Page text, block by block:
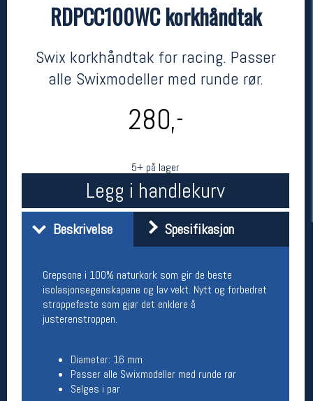
RDPCC100WC korkhåndtak
Swix korkhåndtak for racing. Passer
alle Swixmodeller med runde rør.
280,-
5+ på lager
Legg i handlekurv
Beskrivelse Spesifikasjon
Grepsone i 100% naturkork som gir de beste
isolasjonsegenskapene og lav vekt. Nytt og forbedret
stroppefeste som gjør det enklere å
justerenstroppen.
Diameter: 16 mm
Passer alle Swixmodeller med runde rør
Selges i par
Swix
kr 280
Her finner du oss
Oslo Sportslager
Telefon: 23 32 62 00
(telefontid man-fredag klokken 10-13)
Vis i kart